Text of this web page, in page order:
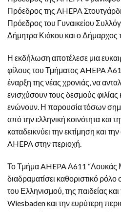
Πρόεδρος της AHEPA
Πρόεδρος του Γυναικείου
Δήμητρα Κιάκου και ο
Η εκδήλωση αποτέλεσε μια
φίλους του Τμήματος AHEPA
έναρξη της νέας χρονιάς, να
ενισχύσουν τους δεσμούς
ενώνουν. Η παρουσία τόσων
από την ελληνική κοινότητα και
καταδεικνύει την εκτίμηση και
AHEPA στην περιοχή.
Το Τμήμα AHEPA Α611 “Λουκάς
διαδραματίσει καθοριστικό
του Ελληνισμού, της παιδείας
Wiesbaden και την ευρύτερη